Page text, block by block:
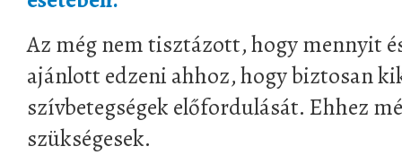
Az még nem tisztázott, hogy mennyit
ajánlott edzeni ahhoz, hogy biztosan
szívbetegségek előfordulását. Ehhez
szükségesek.